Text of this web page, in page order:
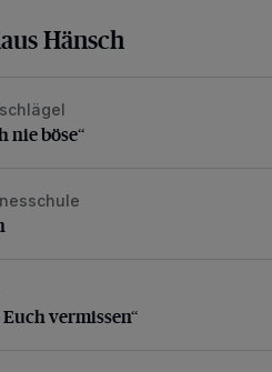
Hänsch
böse“
nie böse“
vermissen“
vermissen“